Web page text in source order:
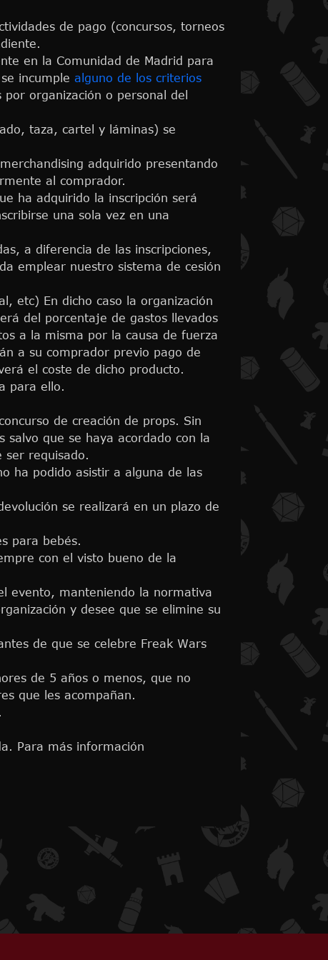
de pago (concursos, torneos
en la Comunidad de Madrid para
incumple alguno de los criterios
organización o personal del
taza, cartel y láminas) se
adquirido presentando
al comprador.
ha adquirido la inscripción será
una sola vez en una
a diferencia de las inscripciones,
emplear nuestro sistema de cesión
etc) En dicho caso la organización
del porcentaje de gastos llevados
a la misma por la causa de fuerza
a su comprador previo pago de
el coste de dicho producto.
para ello.
de creación de props. Sin
salvo que se haya acordado con la
ser requisado.
ha podido asistir a alguna de las
se realizará en un plazo de
para bebés.
con el visto bueno de la
evento, manteniendo la normativa
y desee que se elimine su
de que se celebre Freak Wars
de 5 años o menos, que no
que les acompañan.
Para más información